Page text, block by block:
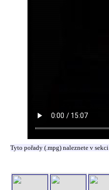
Tyto pořady (.mpg) naleznete v sekci